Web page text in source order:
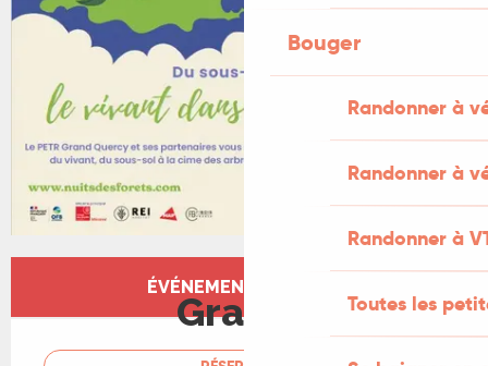
Bouger
Randonner à
Randonner à
Randonner à
Toutes les
Ouverture et coordonnées
ÉVÉNEMENT TERMINÉ
Gratuit